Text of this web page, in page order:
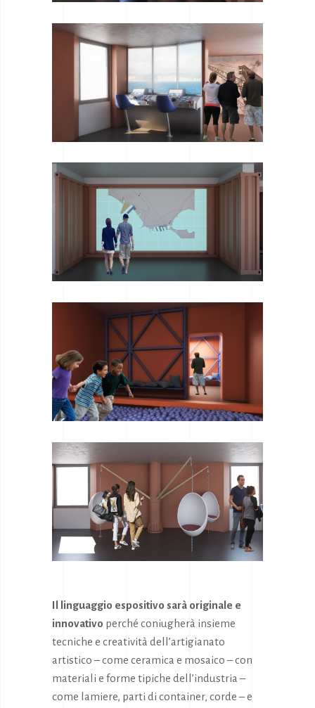
Il linguaggio espositivo sarà originale e
innovativo perché coniugherà insieme
tecniche e creatività dell’artigianato
artistico – come ceramica e mosaico – con
materiali e forme tipiche dell’industria –
come lamiere, parti di container, corde – e